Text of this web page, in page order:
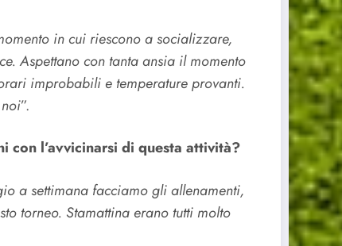
in cui riescono a socializzare,
Aspettano con tanta ansia il momento
improbabili e temperature provanti.
”.
con l’avvicinarsi di questa attività?
a settimana facciamo gli allenamenti,
torneo. Stamattina erano tutti molto